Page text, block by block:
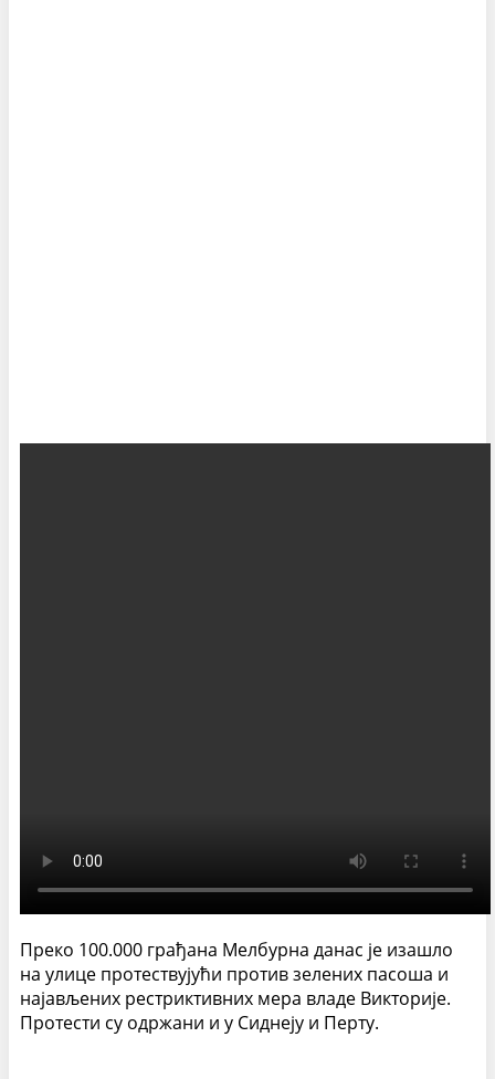
Преко 100.000 грађана Мелбурна данас је изашло
на улице протествујући против зелених пасоша и
најављених рестриктивних мера владе Викторије.
Протести су одржани и у Сиднеју и Перту.